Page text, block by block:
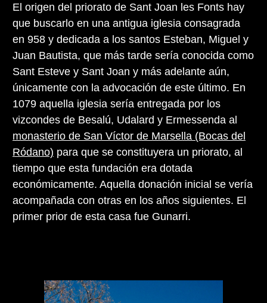
El origen del priorato de Sant Joan les Fonts hay
que buscarlo en una antigua iglesia consagrada
en 958 y dedicada a los santos Esteban, Miguel y
Juan Bautista, que más tarde sería conocida como
Sant Esteve y Sant Joan y más adelante aún,
únicamente con la advocación de este último. En
1079 aquella iglesia sería entregada por los
vizcondes de Besalú, Udalard y Ermessenda al
monasterio de San Víctor de Marsella (Bocas del
Ródano) para que se constituyera un priorato, al
tiempo que esta fundación era dotada
económicamente. Aquella donación inicial se vería
acompañada con otras en los años siguientes. El
primer prior de esta casa fue Gunarri.